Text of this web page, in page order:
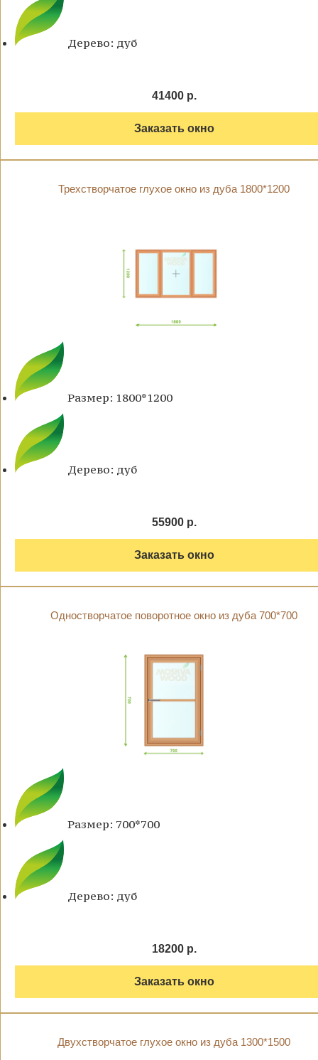
Дерево: дуб
41400 р.
Заказать окно
Трехстворчатое глухое окно из дуба 1800*1200
Размер: 1800*1200
Дерево: дуб
55900 р.
Заказать окно
Одностворчатое поворотное окно из дуба 700*700
Размер: 700*700
Дерево: дуб
18200 р.
Заказать окно
Двухстворчатое глухое окно из дуба 1300*1500